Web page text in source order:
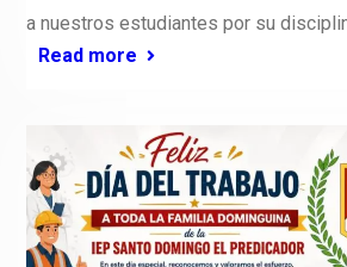
a nuestros estudiantes por su
Read more